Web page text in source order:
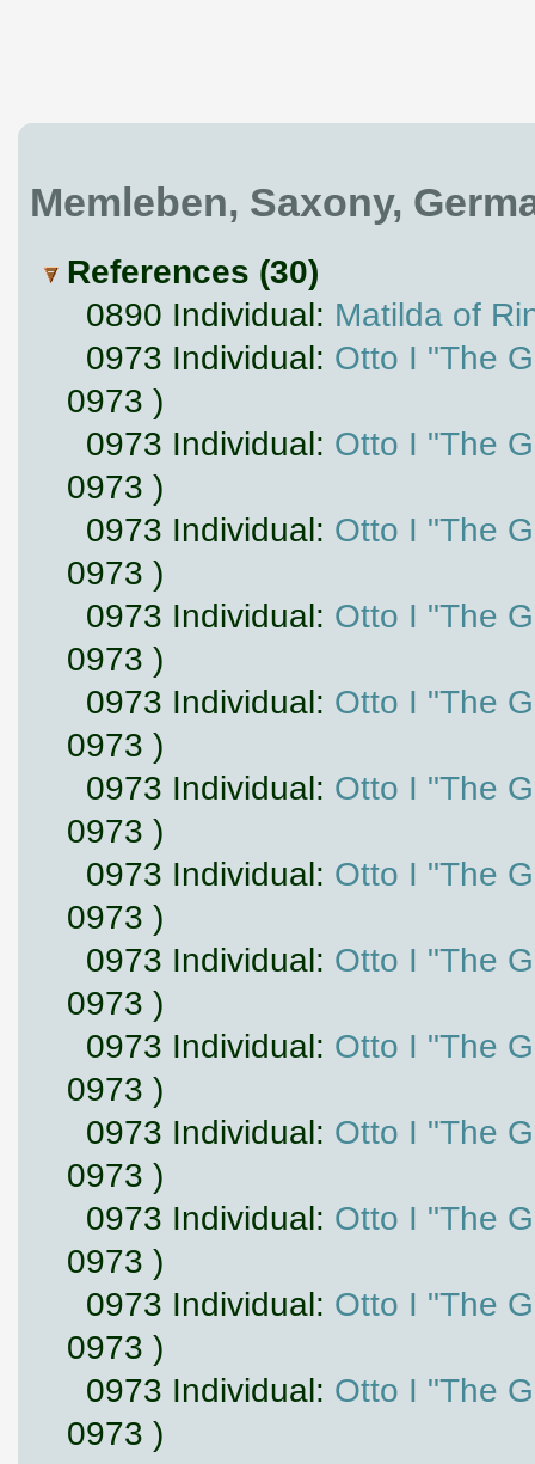
Memleben, Saxony,
References (30)
0890 Individual: Matilda of
0973 Individual: Otto I "The
0973 )
0973 Individual: Otto I "The
0973 )
0973 Individual: Otto I "The
0973 )
0973 Individual: Otto I "The
0973 )
0973 Individual: Otto I "The
0973 )
0973 Individual: Otto I "The
0973 )
0973 Individual: Otto I "The
0973 )
0973 Individual: Otto I "The
0973 )
0973 Individual: Otto I "The
0973 )
0973 Individual: Otto I "The
0973 )
0973 Individual: Otto I "The
0973 )
0973 Individual: Otto I "The
0973 )
0973 Individual: Otto I "The
0973 )